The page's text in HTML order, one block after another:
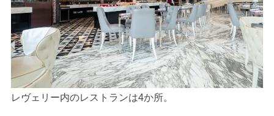
レヴェリー内のレストランは4か所。